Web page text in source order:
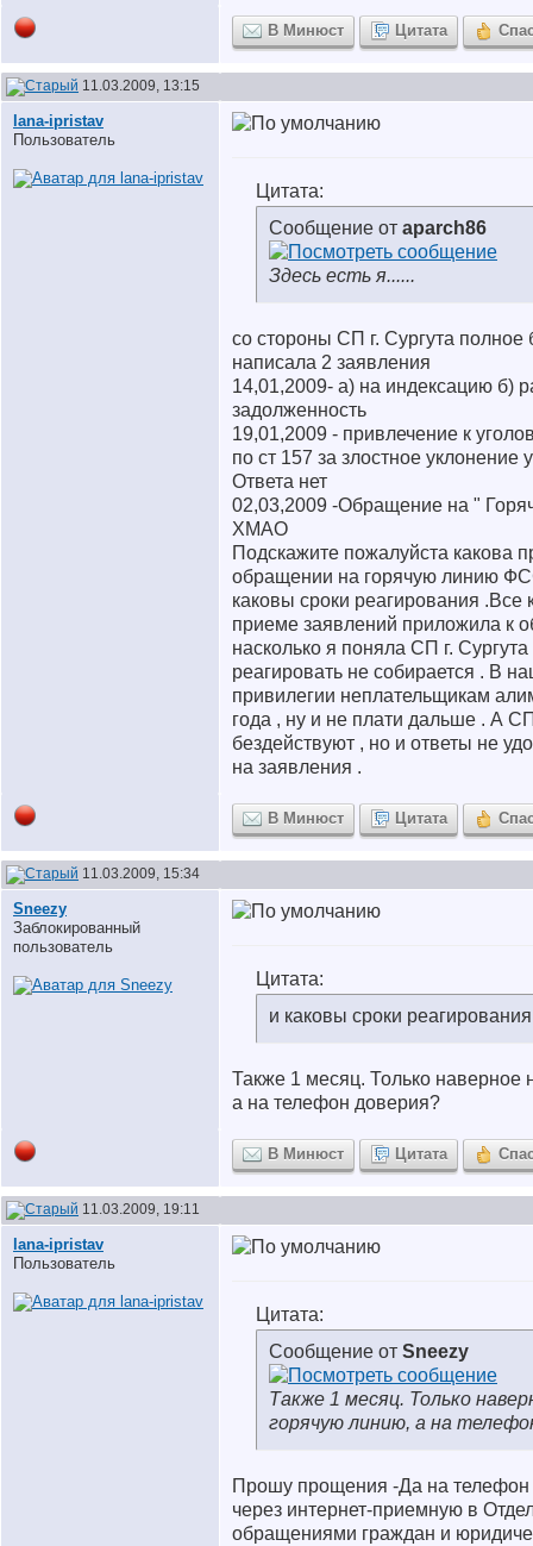
В Минюст Цитата
11.03.2009, 13:15
lana-ipristav
Пользователь
Цитата:
Сообщение от aparch86
Здесь есть я......
со стороны СП г. Сургута полное
написала 2 заявления
14,01,2009- а) на индексацию б)
задолженность
19,01,2009 - привлечение к
по ст 157 за злостное уклонение
Ответа нет
02,03,2009 -Обращение на "
ХМАО
Подскажите пожалуйста какова
обращении на горячую линию
каковы сроки реагирования .Все
приеме заявлений приложила к
насколько я поняла СП г.
реагировать не собирается . В
привилегии неплательщикам
года , ну и не плати дальше . А
бездействуют , но и ответы не
на заявления .
В Минюст Цитата
11.03.2009, 15:34
Sneezy
Заблокированный
пользователь
Цитата:
и каковы сроки реагирования
Также 1 месяц. Только наверное
а на телефон доверия?
В Минюст Цитата
11.03.2009, 19:11
lana-ipristav
Пользователь
Цитата:
Сообщение от Sneezy
Также 1 месяц. Только
горячую линию, а на
Прошу прощения -Да на телефон
через интернет-приемную в
обращениями граждан и